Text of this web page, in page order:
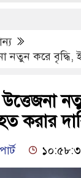
করে বৃদ্ধি,
করার